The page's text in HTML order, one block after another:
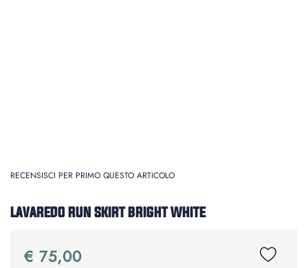
RECENSISCI PER PRIMO QUESTO ARTICOLO
LAVAREDO RUN SKIRT BRIGHT WHITE
€ 75,00